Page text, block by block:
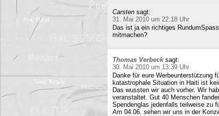
Carsten sagt:
31. Mai 2010 um 22:18 Uhr
Das ist ja ein richtiges
mitmachen?
Thomas Verbeck sagt:
30. Mai 2010 um 13:39 Uhr
Danke für eure Werbeunterstützung
katastrophale Situation in Haiti ist
Das wussten wir auch vorher. Wir
veranstaltet. Gut 40 Menschen
Spendenglas jedenfalls teilweise zu
Am 04.06. sehen wir uns in der